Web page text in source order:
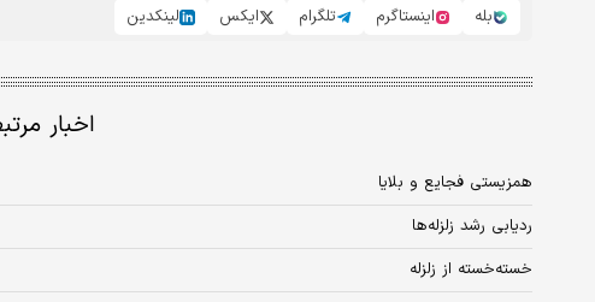
بله
اینستاگرم تلگرام ایکس لینکدین
اخبار
همزیستی فجایع و بلایا
ردیابی رشد زلزله‌ها
خسته‌خسته از زلزله